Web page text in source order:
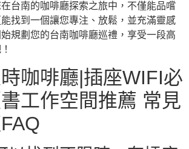
台南的咖啡廳探索之旅中，不僅能品嚐
找到一個讓您專注、放鬆，並充滿靈感
規劃您的台南咖啡廳巡禮，享受一段高
咖啡廳|插座WIFI必
工作空間推薦 常見